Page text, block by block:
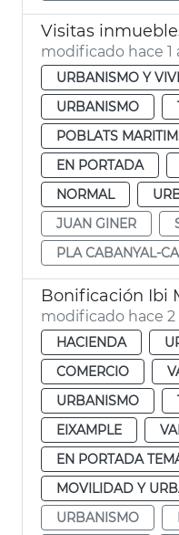
modificado hace 1
URBANISMO Y
URBANISMO
POBLATS
EN PORTADA
NORMAL
JUAN GINER
PLA CABANYAL-
Bonificación Ibi
modificado hace 2
HACIENDA
COMERCIO
URBANISMO
EIXAMPLE
EN PORTADA
MOVILIDAD Y
URBANISMO